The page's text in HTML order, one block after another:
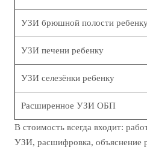
УЗИ брюшной полости
УЗИ печени ребенку
УЗИ селезёнки ребенку
Расширенное УЗИ ОБП
В стоимость всегда входит:
УЗИ, расшифровка, объяснение